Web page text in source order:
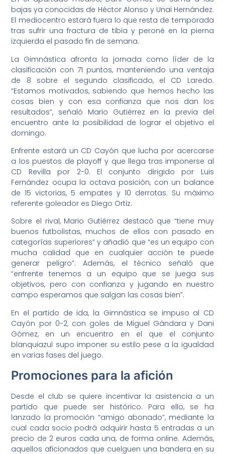
bajas ya conocidas de Héctor Alonso y Unai Hernández.
El mediocentro estará fuera lo que resta de temporada
tras sufrir una fractura de tibia y peroné en la pierna
izquierda el pasado fin de semana.
La Gimnástica afronta la jornada como líder de la
clasificación con 71 puntos, manteniendo una ventaja
de 8 sobre el segundo clasificado, el CD Laredo.
“Estamos motivados, sabiendo que hemos hecho las
cosas bien y con esa confianza que nos dan los
resultados”, señaló Mario Gutiérrez en la previa del
encuentro ante la posibilidad de lograr el objetivo el
domingo.
Enfrente estará un CD Cayón que lucha por acercarse
a los puestos de playoff y que llega tras imponerse al
CD Revilla por 2-0. El conjunto dirigido por Luis
Fernández ocupa la octava posición, con un balance
de 15 victorias, 5 empates y 10 derrotas. Su máximo
referente goleador es Diego Ortiz.
Sobre el rival, Mario Gutiérrez destacó que “tiene muy
buenos futbolistas, muchos de ellos con pasado en
categorías superiores” y añadió que “es un equipo con
mucha calidad que en cualquier acción te puede
generar peligro”. Además, el técnico señaló que
“enfrente tenemos a un equipo que se juega sus
objetivos, pero con confianza y jugando en nuestro
campo esperamos que salgan las cosas bien”.
En el partido de ida, la Gimnástica se impuso al CD
Cayón por 0-2, con goles de Miguel Gándara y Dani
Gómez, en un encuentro en el que el conjunto
blanquiazul supo imponer su estilo pese a la igualdad
en varias fases del juego.
Promociones para la afición
Desde el club se quiere incentivar la asistencia a un
partido que puede ser histórico. Para ello, se ha
lanzado la promoción “amigo abonado”, mediante la
cual cada socio podrá adquirir hasta 5 entradas a un
precio de 2 euros cada una, de forma online. Además,
aquellos aficionados que cuelguen una bandera en su